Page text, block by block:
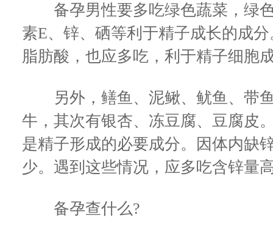
备孕男性要多吃绿色蔬菜，绿色
素E、锌、硒等利于精子成长的成
脂肪酸，也应多吃，利于精子细胞
另外，鳝鱼、泥鳅、鱿鱼、带鱼
牛，其次有银杏、冻豆腐、豆腐皮
是精子形成的必要成分。因体内缺
少。遇到这些情况，应多吃含锌量
备孕查什么?